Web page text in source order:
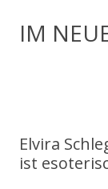
IM
Elvira
ist